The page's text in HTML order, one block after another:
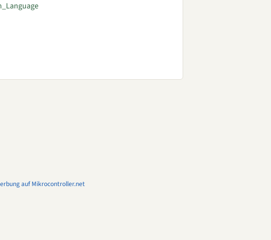
auf Mikrocontroller.net